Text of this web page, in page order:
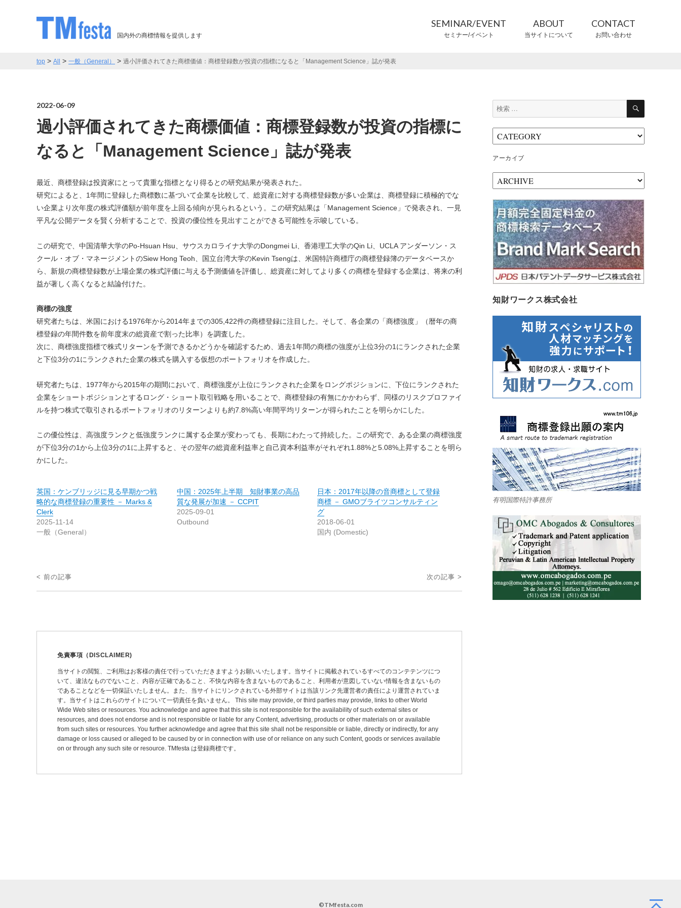
国内外の商標情報を提供します
SEMINAR/EVENT
セミナー/イベント
ABOUT
当サイトについて
CONTACT
お問い合わせ
top > All > 一般（General） > 過小評価されてきた商標価値：商標登録数が投資の指標になると「Management Science」誌が発表
2022-06-09
過小評価されてきた商標価値：商標登録数が投資の指標に
なると「Management Science」誌が発表
最近、商標登録は投資家にとって貴重な指標となり得るとの研究結果が発表された。
研究によると、1年間に登録した商標数に基づいて企業を比較して、総資産に対する商標登録数が多い企業は、商標登録に積極的でな
い企業より次年度の株式評価額が前年度を上回る傾向が見られるという。この研究結果は「Management Science」で発表され、一見
平凡な公開データを賢く分析することで、投資の優位性を見出すことができる可能性を示唆している。
この研究で、中国清華大学のPo-Hsuan Hsu、サウスカロライナ大学のDongmei Li、香港理工大学のQin Li、UCLA アンダーソン・ス
クール・オブ・マネージメントのSiew Hong Teoh、国立台湾大学のKevin Tsengは、米国特許商標庁の商標登録簿のデータベースか
ら、新規の商標登録数が上場企業の株式評価に与える予測価値を評価し、総資産に対してより多くの商標を登録する企業は、将来の利
益が著しく高くなると結論付けた。
商標の強度
研究者たちは、米国における1976年から2014年までの305,422件の商標登録に注目した。そして、各企業の「商標強度」（暦年の商
標登録の年間件数を前年度末の総資産で割った比率）を調査した。
次に、商標強度指標で株式リターンを予測できるかどうかを確認するため、過去1年間の商標の強度が上位3分の1にランクされた企業
と下位3分の1にランクされた企業の株式を購入する仮想のポートフォリオを作成した。
研究者たちは、1977年から2015年の期間において、商標強度が上位にランクされた企業をロングポジションに、下位にランクされた
企業をショートポジションとするロング・ショート取引戦略を用いることで、商標登録の有無にかかわらず、同様のリスクプロファイ
ルを持つ株式で取引されるポートフォリオのリターンよりも約7.8%高い年間平均リターンが得られたことを明らかにした。
この優位性は、高強度ランクと低強度ランクに属する企業が変わっても、長期にわたって持続した。この研究で、ある企業の商標強度
が下位3分の1から上位3分の1に上昇すると、その翌年の総資産利益率と自己資本利益率がそれぞれ1.88%と5.08%上昇することを明ら
かにした。
英国：ケンブリッジに見る早期かつ戦
略的な商標登録の重要性 － Marks &
Clerk
2025-11-14
一般（General）
中国：2025年上半期 知財事業の高品
質な発展が加速 － CCPIT
2025-09-01
Outbound
日本：2017年以降の音商標として登録
商標 － GMOブライツコンサルティン
グ
2018-06-01
国内 (Domestic)
投
稿
< 前の記事 次の記事 >
免責事項（DISCLAIMER)
当サイトの閲覧、ご利用はお客様の責任で行っていただきますようお願いいたします。当サイトに掲載されているすべてのコンテテンツにつ
いて、違法なものでないこと、内容が正確であること、不快な内容を含まないものであること、利用者が意図していない情報を含まないもの
であることなどを一切保証いたしません。また、当サイトにリンクされている外部サイトは当該リンク先運営者の責任により運営されていま
す。当サイトはこれらのサイトについて一切責任を負いません。 This site may provide, or third parties may provide, links to other World
Wide Web sites or resources. You acknowledge and agree that this site is not responsible for the availability of such external sites or
resources, and does not endorse and is not responsible or liable for any Content, advertising, products or other materials on or available
from such sites or resources. You further acknowledge and agree that this site shall not be responsible or liable, directly or indirectly, for any
damage or loss caused or alleged to be caused by or in connection with use of or reliance on any such Content, goods or services available
on or through any such site or resource. TMfesta は登録商標です。
検
索:
検
アーカイブ
ー
カ
イ
ブ
知財ワークス株式会社
有明国際特許事務所
©TMfesta.com